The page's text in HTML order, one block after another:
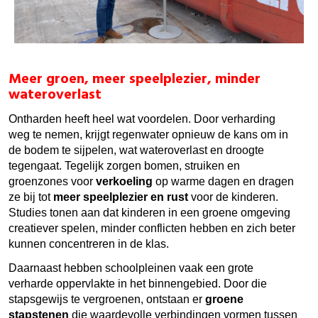
Meer groen, meer speelplezier, minder
wateroverlast
Ontharden heeft heel wat voordelen. Door verharding
weg te nemen, krijgt regenwater opnieuw de kans om in
de bodem te sijpelen, wat wateroverlast en droogte
tegengaat. Tegelijk zorgen bomen, struiken en
groenzones voor verkoeling op warme dagen en dragen
ze bij tot meer speelplezier en rust voor de kinderen.
Studies tonen aan dat kinderen in een groene omgeving
creatiever spelen, minder conflicten hebben en zich beter
kunnen concentreren in de klas.
Daarnaast hebben schoolpleinen vaak een grote
verharde oppervlakte in het binnengebied. Door die
stapsgewijs te vergroenen, ontstaan er groene
stapstenen die waardevolle verbindingen vormen tussen